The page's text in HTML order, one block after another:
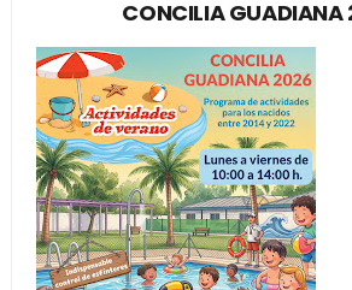
CONCILIA GUADIANA